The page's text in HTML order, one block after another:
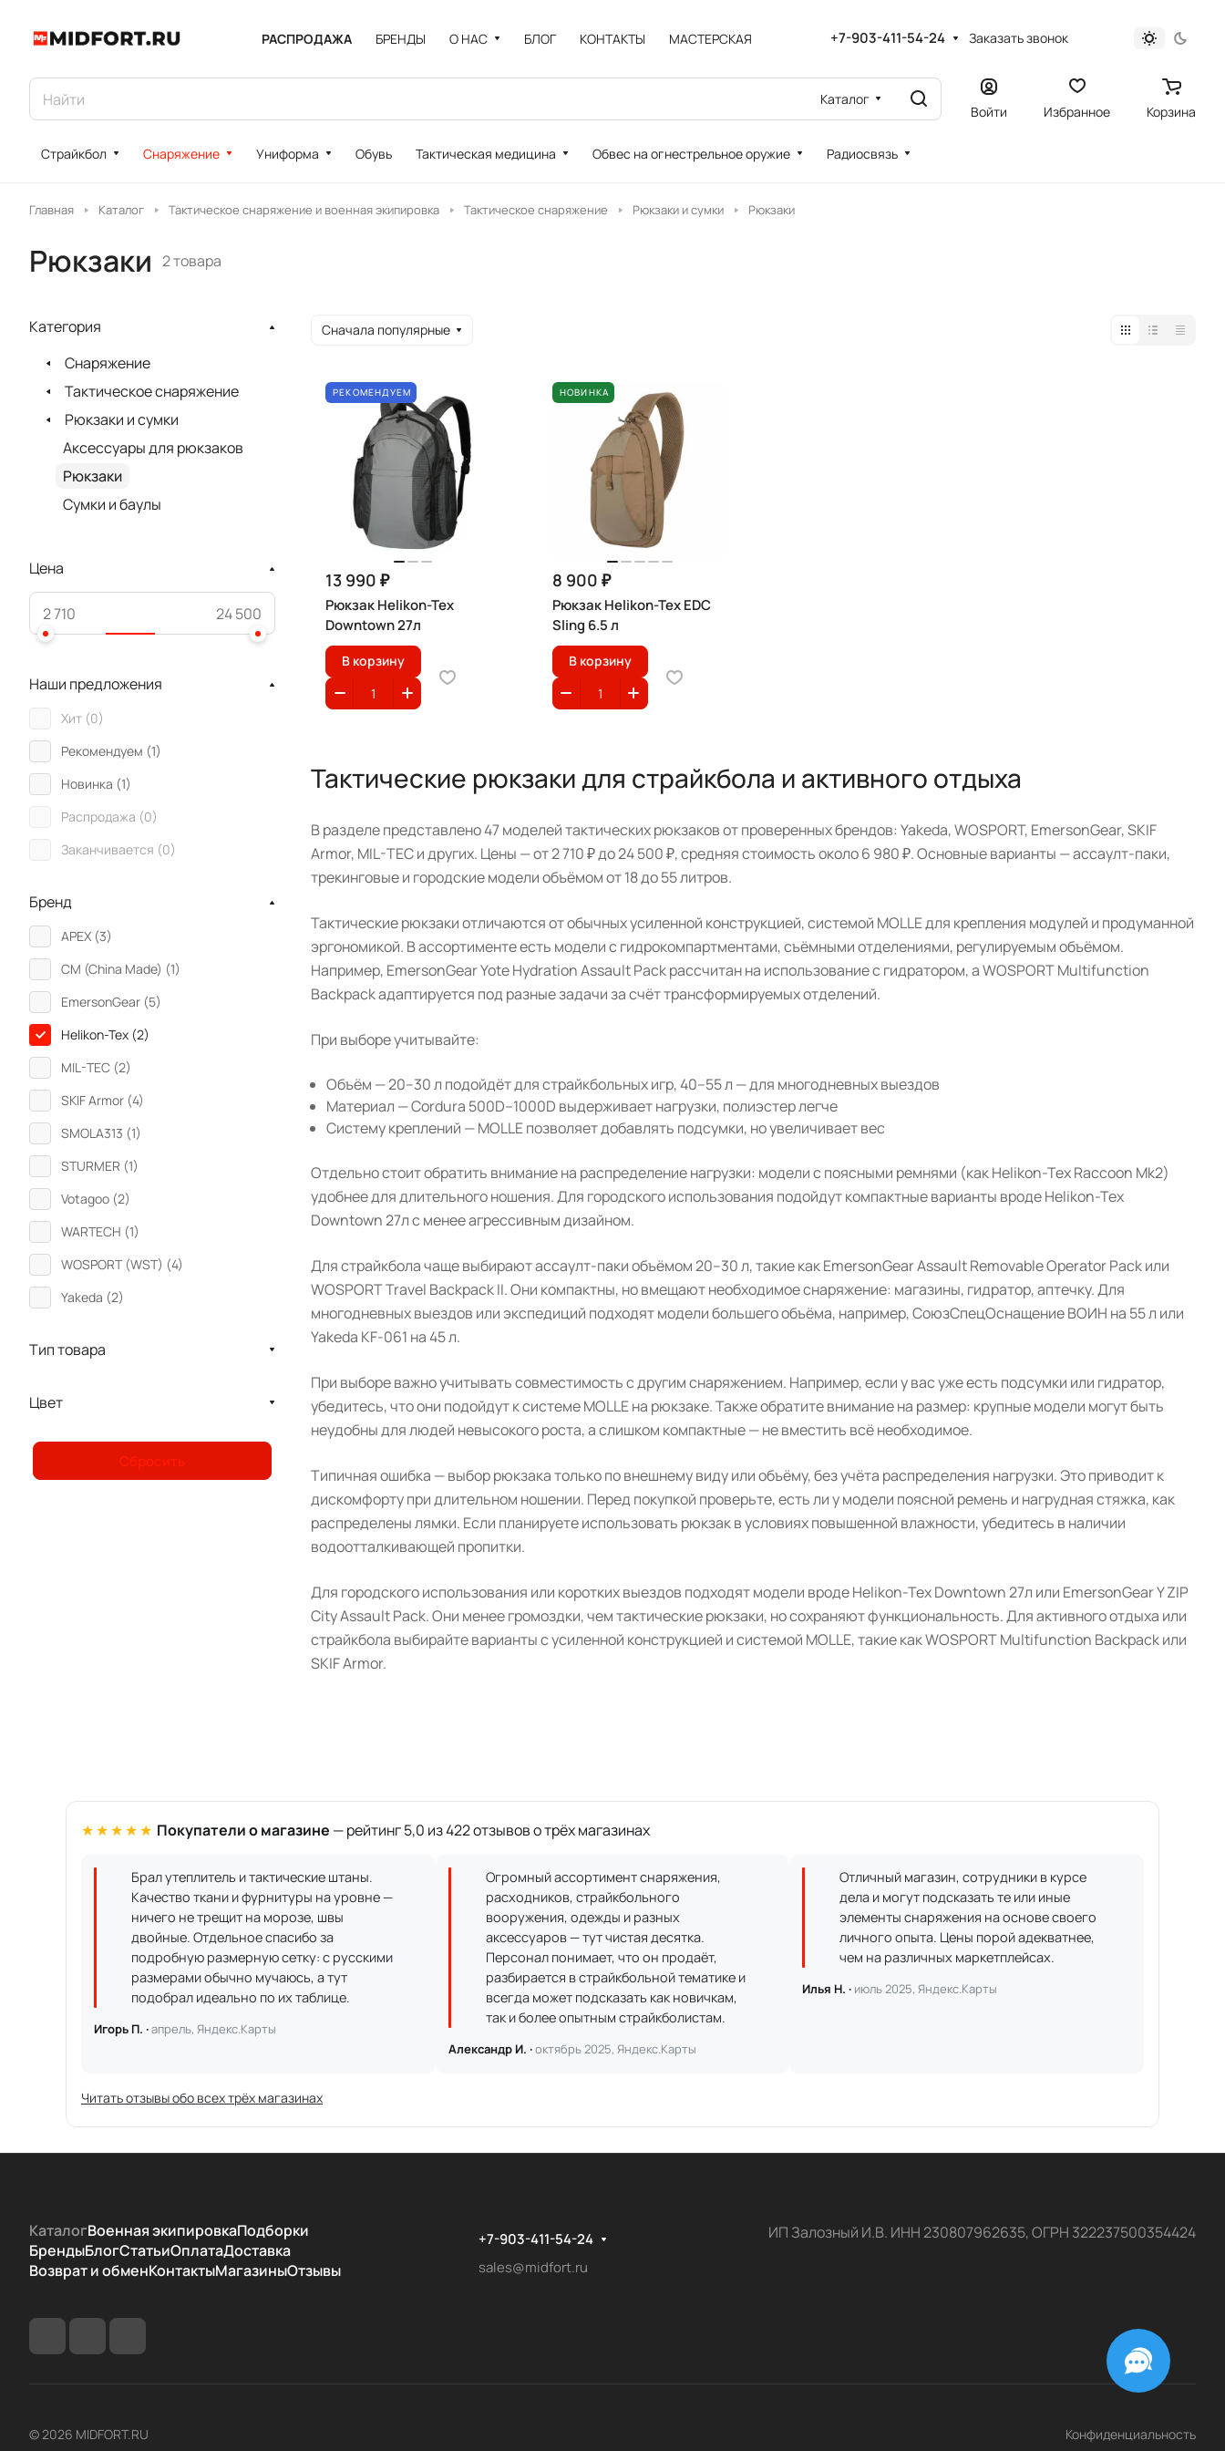
РАСПРОДАЖА БРЕНДЫ О НАС БЛОГ КОНТАКТЫ МАСТЕРСКАЯ +7-903-411-54-24 Заказать звонок
Каталог
Войти Избранное Корзина
Страйкбол Снаряжение Униформа Обувь Тактическая медицина Обвес на огнестрельное оружие Радиосвязь
Главная Каталог Тактическое снаряжение и военная экипировка Тактическое снаряжение Рюкзаки и сумки Рюкзаки
Рюкзаки 2 товара
Сначала популярные
РЕКОМЕНДУЕМ
13 990 ₽
Рюкзак Helikon-Tex
Downtown 27л
В корзину
НОВИНКА
8 900 ₽
Рюкзак Helikon-Tex EDC
Sling 6.5 л
В корзину
Тактические рюкзаки для страйкбола и активного отдыха
В разделе представлено 47 моделей тактических рюкзаков от проверенных брендов: Yakeda, WOSPORT, EmersonGear, SKIF
Armor, MIL-TEC и других. Цены — от 2 710 ₽ до 24 500 ₽, средняя стоимость около 6 980 ₽. Основные варианты — ассаулт-паки,
трекинговые и городские модели объёмом от 18 до 55 литров.
Тактические рюкзаки отличаются от обычных усиленной конструкцией, системой MOLLE для крепления модулей и продуманной
эргономикой. В ассортименте есть модели с гидрокомпартментами, съёмными отделениями, регулируемым объёмом.
Например, EmersonGear Yote Hydration Assault Pack рассчитан на использование с гидратором, а WOSPORT Multifunction
Backpack адаптируется под разные задачи за счёт трансформируемых отделений.
При выборе учитывайте:
Объём — 20–30 л подойдёт для страйкбольных игр, 40–55 л — для многодневных выездов
Материал — Cordura 500D–1000D выдерживает нагрузки, полиэстер легче
Систему креплений — MOLLE позволяет добавлять подсумки, но увеличивает вес
Отдельно стоит обратить внимание на распределение нагрузки: модели с поясными ремнями (как Helikon-Tex Raccoon Mk2)
удобнее для длительного ношения. Для городского использования подойдут компактные варианты вроде Helikon-Tex
Downtown 27л с менее агрессивным дизайном.
Для страйкбола чаще выбирают ассаулт-паки объёмом 20–30 л, такие как EmersonGear Assault Removable Operator Pack или
WOSPORT Travel Backpack II. Они компактны, но вмещают необходимое снаряжение: магазины, гидратор, аптечку. Для
многодневных выездов или экспедиций подходят модели большего объёма, например, СоюзСпецОснащение ВОИН на 55 л или
Yakeda KF-061 на 45 л.
При выборе важно учитывать совместимость с другим снаряжением. Например, если у вас уже есть подсумки или гидратор,
убедитесь, что они подойдут к системе MOLLE на рюкзаке. Также обратите внимание на размер: крупные модели могут быть
неудобны для людей невысокого роста, а слишком компактные — не вместить всё необходимое.
Типичная ошибка — выбор рюкзака только по внешнему виду или объёму, без учёта распределения нагрузки. Это приводит к
дискомфорту при длительном ношении. Перед покупкой проверьте, есть ли у модели поясной ремень и нагрудная стяжка, как
распределены лямки. Если планируете использовать рюкзак в условиях повышенной влажности, убедитесь в наличии
водоотталкивающей пропитки.
Для городского использования или коротких выездов подходят модели вроде Helikon-Tex Downtown 27л или EmersonGear Y ZIP
City Assault Pack. Они менее громоздки, чем тактические рюкзаки, но сохраняют функциональность. Для активного отдыха или
страйкбола выбирайте варианты с усиленной конструкцией и системой MOLLE, такие как WOSPORT Multifunction Backpack или
SKIF Armor.
Категория
Снаряжение
Тактическое снаряжение
Рюкзаки и сумки
Аксессуары для рюкзаков
Рюкзаки
Сумки и баулы
Цена
Наши предложения
Хит (0)
Рекомендуем (1)
Новинка (1)
Распродажа (0)
Заканчивается (0)
Бренд
APEX (3)
CM (China Made) (1)
EmersonGear (5)
Helikon-Tex (2)
MIL-TEC (2)
SKIF Armor (4)
SMOLA313 (1)
STURMER (1)
Votagoo (2)
WARTECH (1)
WOSPORT (WST) (4)
Yakeda (2)
Тип товара
Цвет
Сбросить
★★★★★ Покупатели о магазине — рейтинг 5,0 из 422 отзывов о трёх магазинах
Брал утеплитель и тактические штаны.
Качество ткани и фурнитуры на уровне —
ничего не трещит на морозе, швы
двойные. Отдельное спасибо за
подробную размерную сетку: с русскими
размерами обычно мучаюсь, а тут
подобрал идеально по их таблице.
Игорь П. ·апрель, Яндекс.Карты
Огромный ассортимент снаряжения,
расходников, страйкбольного
вооружения, одежды и разных
аксессуаров — тут чистая десятка.
Персонал понимает, что он продаёт,
разбирается в страйкбольной тематике и
всегда может подсказать как новичкам,
так и более опытным страйкболистам.
Александр И. ·октябрь 2025, Яндекс.Карты
Отличный магазин, сотрудники в курсе
дела и могут подсказать те или иные
элементы снаряжения на основе своего
личного опыта. Цены порой адекватнее,
чем на различных маркетплейсах.
Илья Н. · июль 2025, Яндекс.Карты
Читать отзывы обо всех трёх магазинах
КаталогВоенная экипировкаПодборки
БрендыБлогСтатьиОплатаДоставка
Возврат и обменКонтактыМагазиныОтзывы
+7-903-411-54-24
sales@midfort.ru
ИП Залозный И.В. ИНН 230807962635, ОГРН 322237500354424
© 2026 MIDFORT.RU Конфиденциальность